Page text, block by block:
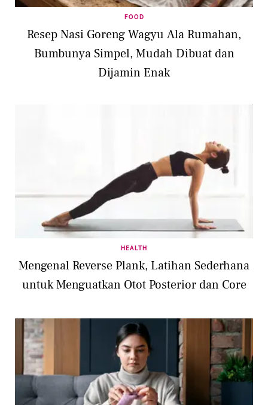
FOOD
Resep Nasi Goreng Wagyu Ala Rumahan,
Bumbunya Simpel, Mudah Dibuat dan
Dijamin Enak
HEALTH
Mengenal Reverse Plank, Latihan Sederhana
untuk Menguatkan Otot Posterior dan Core